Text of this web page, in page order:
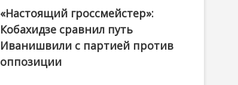
@ქართული ოცნება / Georgian Dream
«Настоящий гроссмейстер»:
Кобахидзе сравнил путь
Иванишвили с партией против
оппозиции